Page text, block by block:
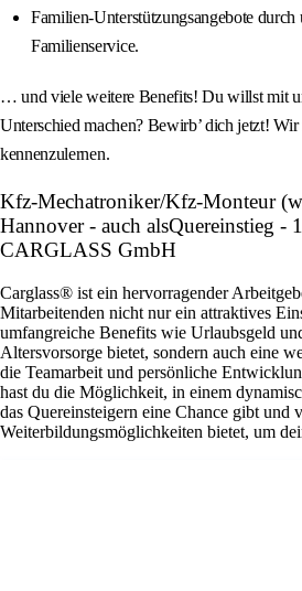
Familien-Unterstützungsangebote
Familienservice.
… und viele weitere Benefits! Du willst mit
Unterschied machen? Bewirb’ dich jetzt! Wir
kennenzulernen.
Kfz-Mechatroniker/Kfz-Monteur
Hannover - auch alsQuereinstieg -
CARGLASS GmbH
Carglass® ist ein hervorragender
Mitarbeitenden nicht nur ein attraktives
umfangreiche Benefits wie Urlaubsgeld
Altersvorsorge bietet, sondern auch eine
die Teamarbeit und persönliche
hast du die Möglichkeit, in einem
das Quereinsteigern eine Chance gibt und
Weiterbildungsmöglichkeiten bietet, um